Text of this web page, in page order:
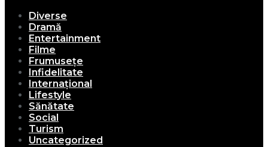
Diverse
Dramă
Entertainment
Filme
Frumusețe
Infidelitate
Internațional
Lifestyle
Sănătate
Social
Turism
Uncategorized